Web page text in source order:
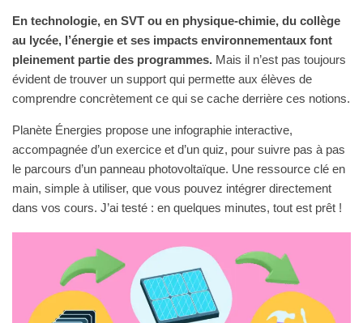
En technologie, en SVT ou en physique-chimie, du collège
au lycée, l’énergie et ses impacts environnementaux font
pleinement partie des programmes. Mais il n’est pas toujours
évident de trouver un support qui permette aux élèves de
comprendre concrètement ce qui se cache derrière ces notions.
Planète Énergies propose une infographie interactive,
accompagnée d’un exercice et d’un quiz, pour suivre pas à pas
le parcours d’un panneau photovoltaïque. Une ressource clé en
main, simple à utiliser, que vous pouvez intégrer directement
dans vos cours. J’ai testé : en quelques minutes, tout est prêt !